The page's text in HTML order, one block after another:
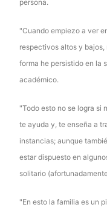
persona.
"Cuando empiezo a ver
respectivos altos y
forma he persistido en la
académico.
"Todo esto no se logra si
te ayuda y, te enseña a
instancias; aunque
estar dispuesto en
solitario
"En esto la familia es un